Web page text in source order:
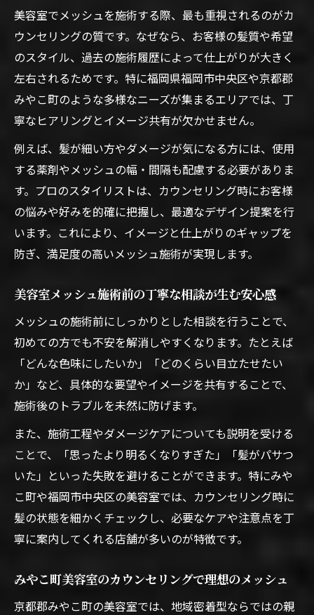
美容室でメッシュを施術する際、最も重視されるのがカ
ウンセリングの質です。なぜなら、お客様の髪質や希望
のスタイル、過去の施術履歴によって仕上がりが大きく
左右されるためです。特に福岡県福岡市中央区や京都郡
みやこ町のような多様なニーズが集まるエリアでは、丁
寧なヒアリングとイメージ共有が欠かせません。
例えば、髪が細い方やダメージが気になる方には、使用
する薬剤やメッシュの幅・間隔も配慮する必要がありま
す。プロのスタイリストは、カウンセリング時にお客様
の悩みや好みを的確に把握し、最適なデザイン提案を行
います。これにより、イメージと仕上がりのギャップを
防ぎ、満足度の高いメッシュ施術が実現します。
美容室メッシュ施術前の丁寧な相談が生む安心感
メッシュの施術前にしっかりとした相談を行うことで、
初めての方でも不安を解消しやすくなります。たとえば
「どんな色味にしたいか」「どのくらい目立たせたい
か」など、具体的な要望やイメージを共有することで、
施術後のトラブルを未然に防げます。
また、施術工程やダメージケアについても説明を受ける
ことで、「思ったより明るくなりすぎた」「髪がパサつ
いた」といった失敗を避けることができます。特にみや
こ町や福岡市中央区の美容室では、カウンセリング時に
髪の状態を細かくチェックし、必要なケアや注意点を丁
寧に案内してくれる店舗が多いのが特徴です。
みやこ町美容室のカウンセリングで理想のメッシュ
京都郡みやこ町の美容室では、地域密着型ならではの親